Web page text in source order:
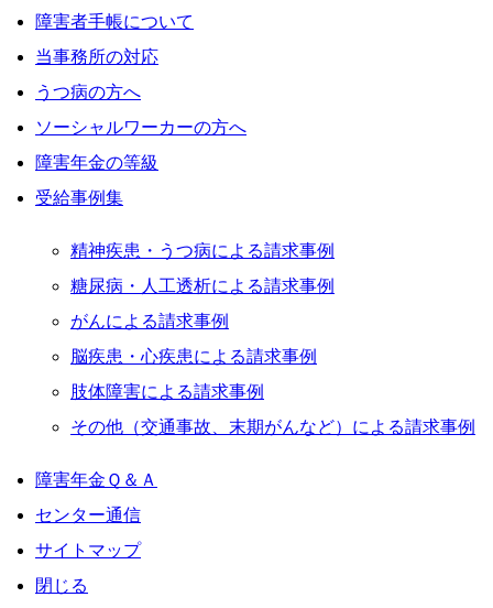
障害者手帳について
当事務所の対応
うつ病の方へ
ソーシャルワーカーの方へ
障害年金の等級
受給事例集
精神疾患・うつ病による請求事例
糖尿病・人工透析による請求事例
がんによる請求事例
脳疾患・心疾患による請求事例
肢体障害による請求事例
その他（交通事故、末期がんなど）による請求事例
障害年金Ｑ＆Ａ
センター通信
サイトマップ
閉じる